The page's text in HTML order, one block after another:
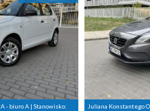
- biuro A | Stanowisko:
Juliana Konstantego